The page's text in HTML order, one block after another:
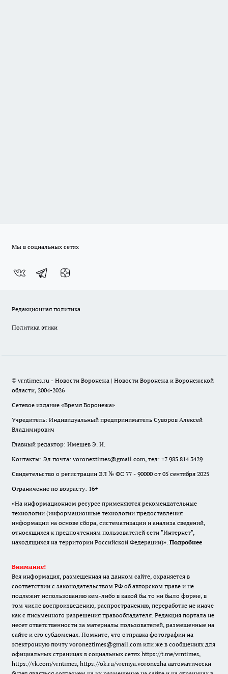
Мы в социальных сетях
Редакционная политика
Политика этики
© vrntimes.ru - Новости Воронежа | Новости Воронежа и Воронежской
области, 2004-2026
Сетевое издание «Время Воронежа»
Учредитель: Индивидуальный предприниматель Суворов Алексей
Владимирович
Главный редактор: Имешев Э. И.
Контакты: Эл.почта: voroneztimes@gmail.com, тел: +7 985 814 3429
Свидетельство о регистрации ЭЛ № ФС 77 - 90000 от 05 сентября 2025
Ограничение по возрасту: 16+
«На информационном ресурсе применяются рекомендательные
технологии (информационные технологии предоставления
информации на основе сбора, систематизации и анализа сведений,
относящихся к предпочтениям пользователей сети "Интернет",
находящихся на территории Российской Федерации)». Подробнее
Внимание!
Вся информация, размещенная на данном сайте, охраняется в
соответствии с законодательством РФ об авторском праве и не
подлежит использованию кем-либо в какой бы то ни было форме, в
том числе воспроизведению, распространению, переработке не иначе
как с письменного разрешения правообладателя. Редакция портала не
несет ответственности за материалы пользователей, размещенные на
сайте и его субдоменах. Помните, что отправка фотографии на
электронную почту voroneztimes@gmail.com или же в сообщениях для
официальных страницах в социальных сетях https://t.me/vrntimes,
https://vk.com/vrntimes, https://ok.ru/vremya.voronezha автоматически